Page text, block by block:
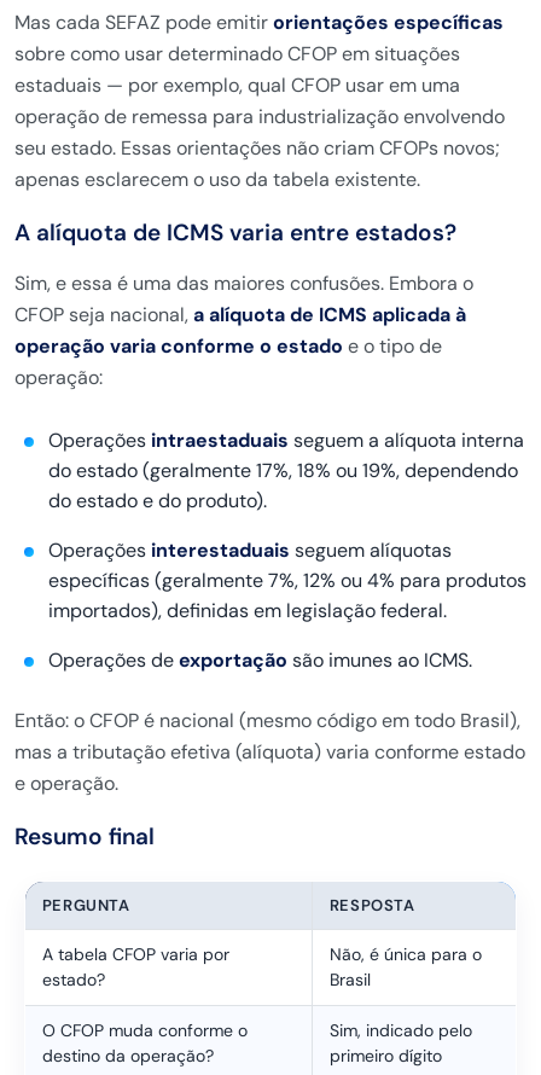
Mas cada SEFAZ pode emitirorientações específicas
sobre como usar determinado CFOP em situações
estaduais — por exemplo, qual CFOP usar em uma
operação de remessa para industrialização envolvendo
seu estado. Essas orientações não criam CFOPs novos;
apenas esclarecem o uso da tabela existente.
A alíquota de ICMS varia entre estados?
Sim, e essa é uma das maiores confusões. Embora o
CFOP seja nacional,a alíquota de ICMS aplicada à
operação varia conforme o estado e o tipo de
operação:
Operações intraestaduais seguem a alíquota interna
do estado (geralmente 17%, 18% ou 19%, dependendo
do estado e do produto).
Operações interestaduais seguem alíquotas
específicas (geralmente 7%, 12% ou 4% para produtos
importados), definidas em legislação federal.
Operações deexportação são imunes ao ICMS.
Então: o CFOP é nacional (mesmo código em todo Brasil),
mas a tributação efetiva (alíquota) varia conforme estado
e operação.
Resumo final
PERGUNTA RESPOSTA
A tabela CFOP varia por
estado?
Não, é única para o
Brasil
O CFOP muda conforme o
destino da operação?
Sim, indicado pelo
primeiro dígito